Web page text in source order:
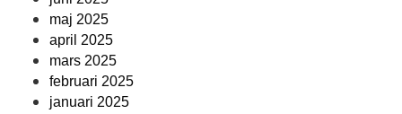
maj 2025
april 2025
mars 2025
februari 2025
januari 2025